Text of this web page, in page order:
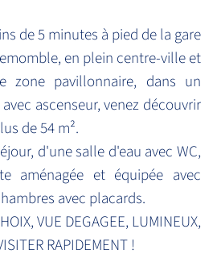
de 5 minutes à pied de la gare
en plein centre-ville et
zone pavillonnaire, dans un
ascenseur, venez découvrir
de 54 m².
d'une salle d'eau avec WC,
aménagée et équipée avec
avec placards.
VUE DEGAGEE, LUMINEUX,
RAPIDEMENT !